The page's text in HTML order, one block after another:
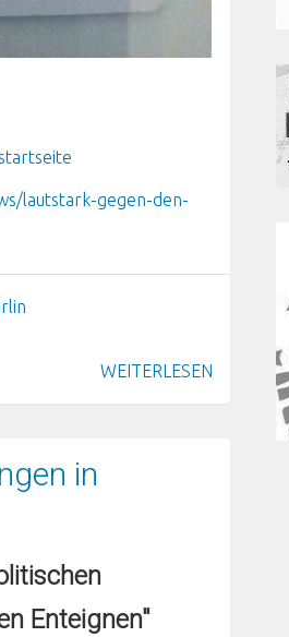
lautstark-gegen-den-
WEITERLESEN
in
Enteignen"